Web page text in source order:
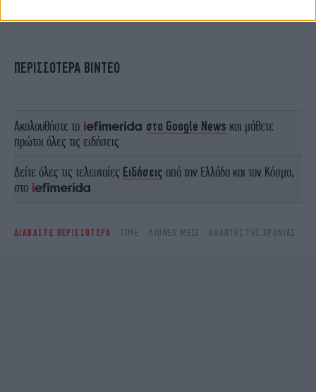
ΠΕΡΙΣΣΟΤΕΡΑ ΒΙΝΤΕΟ
Ακολουθήστε το στο Google News και μάθετε
πρώτοι όλες τις ειδήσεις
Δείτε όλες τις τελευταίες Ειδήσεις από την Ελλάδα και τον Κόσμο,
στο
ΔΙΑΒΑΣΤΕ ΠΕΡΙΣΣΟΤΕΡΑ TIME ΛΙΟΝΈΛ ΜΈΣΙ ΑΘΛΗΤΗΣ ΤΗΣ ΧΡΟΝΙΑΣ